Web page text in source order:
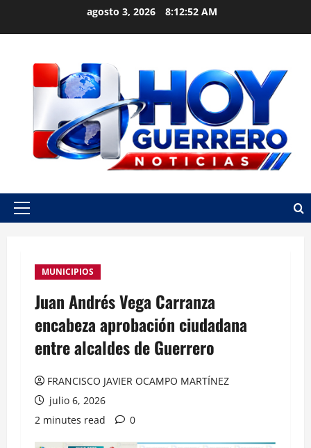
agosto 3, 2026 8:12:53 AM
Primary
MUNICIPIOS
Juan Andrés Vega Carranza
encabeza aprobación ciudadana
entre alcaldes de Guerrero
FRANCISCO JAVIER OCAMPO MARTÍNEZ
julio 6, 2026
2 minutes read
0